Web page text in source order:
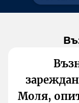
Моля,